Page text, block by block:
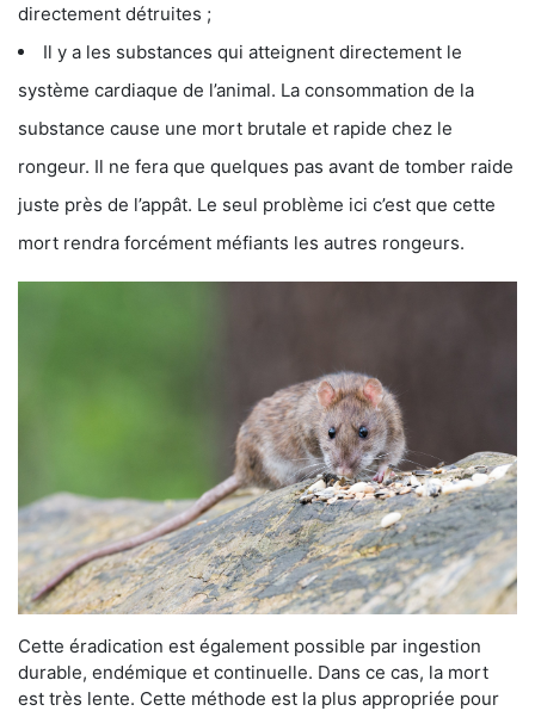
directement détruites ;
Il y a les substances qui atteignent directement le
système cardiaque de l’animal. La consommation de la
substance cause une mort brutale et rapide chez le
rongeur. Il ne fera que quelques pas avant de tomber raide
juste près de l’appât. Le seul problème ici c’est que cette
mort rendra forcément méfiants les autres rongeurs.
Cette éradication est également possible par ingestion
durable, endémique et continuelle. Dans ce cas, la mort
est très lente. Cette méthode est la plus appropriée pour